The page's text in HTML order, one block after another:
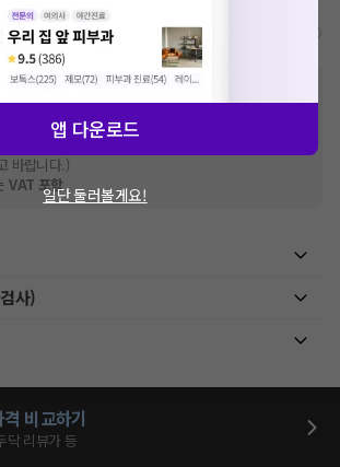
비급여/급여 진료란?
추가비용 등으로 실제 가격과 상이할 수 있으니, 정확
에 직접 문의해주세요.
건강보험심사평가원에 고지되어 있는 급여 진료 기준 가
된 복합적인 비용이 추가되어, 병원마다 금액이 다르게
바랍니다.)
VAT 포함
사)
비교하기
닥 리뷰가 등
앱 다운로드
일단 둘러볼게요!